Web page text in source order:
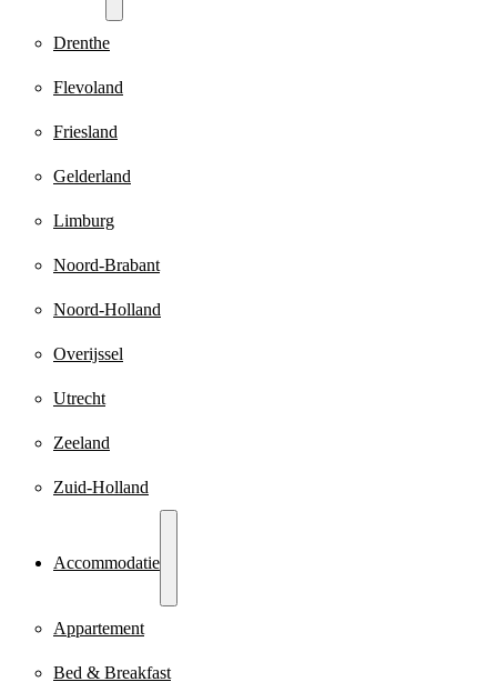
Drenthe
Flevoland
Friesland
Gelderland
Limburg
Noord-Brabant
Noord-Holland
Overijssel
Utrecht
Zeeland
Zuid-Holland
Accommodatie
Appartement
Bed & Breakfast